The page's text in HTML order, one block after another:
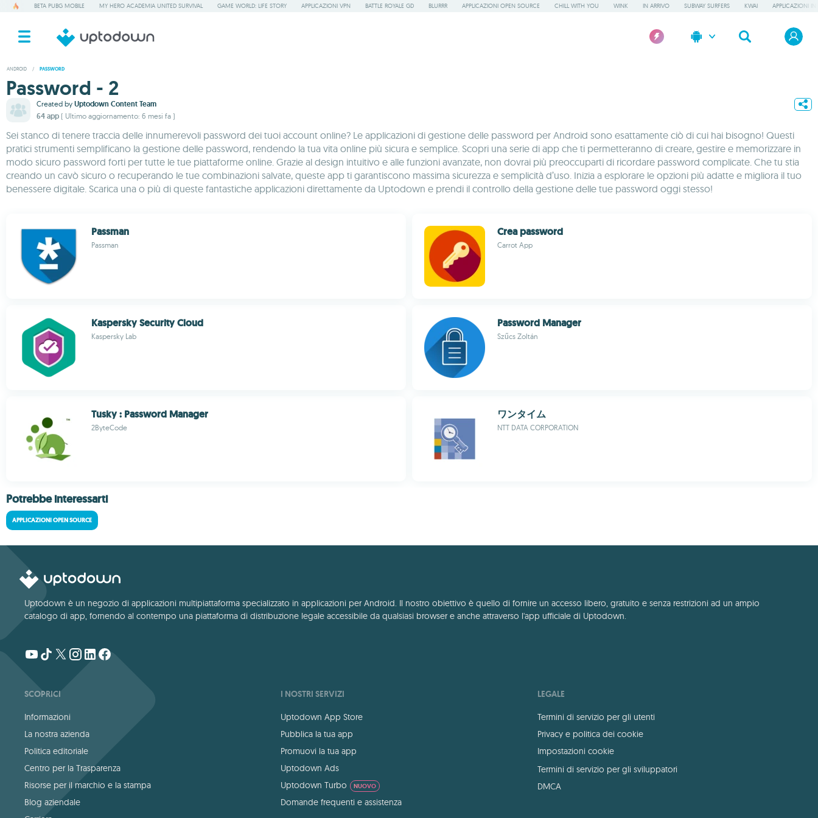
BETA PUBG MOBILE MY HERO ACADEMIA UNITED SURVIVAL GAME WORLD: LIFE STORY APPLICAZIONI VPN BATTLE ROYALE GD BLURRR APPLICAZIONI OPEN SOURCE CHILL WITH YOU WINK IN ARRIVO SUBWAY SURFERS KWAI APPLICAZIONI IN
ANDROID / PASSWORD
Password - 2
Created by Uptodown Content Team
64 app ( Ultimo aggiornamento: 6 mesi fa )
Sei stanco di tenere traccia delle innumerevoli password dei tuoi account online? Le applicazioni di gestione delle password per Android sono esattamente ciò di cui hai bisogno! Questi
pratici strumenti semplificano la gestione delle password, rendendo la tua vita online più sicura e semplice. Scopri una serie di app che ti permetteranno di creare, gestire e memorizzare in
modo sicuro password forti per tutte le tue piattaforme online. Grazie al design intuitivo e alle funzioni avanzate, non dovrai più preoccuparti di ricordare password complicate. Che tu stia
creando un cavò sicuro o recuperando le tue combinazioni salvate, queste app ti garantiscono massima sicurezza e semplicità d’uso. Inizia a esplorare le opzioni più adatte e migliora il tuo
benessere digitale. Scarica una o più di queste fantastiche applicazioni direttamente da Uptodown e prendi il controllo della gestione delle tue password oggi stesso!
Passman
Passman
Crea password
Carrot App
Kaspersky Security Cloud
Kaspersky Lab
Password Manager
Szűcs Zoltán
Tusky : Password Manager
2ByteCode
ワンタイム
NTT DATA CORPORATION
Potrebbe interessarti
APPLICAZIONI OPEN SOURCE
Uptodown è un negozio di applicazioni multipiattaforma specializzato in applicazioni per Android. Il nostro obiettivo è quello di fornire un accesso libero, gratuito e senza restrizioni ad un ampio
catalogo di app, fornendo al contempo una piattaforma di distribuzione legale accessibile da qualsiasi browser e anche attraverso l'app ufficiale di Uptodown.
SCOPRICI
Informazioni
La nostra azienda
Politica editoriale
Centro per la Trasparenza
Risorse per il marchio e la stampa
Blog aziendale
I NOSTRI SERVIZI
Uptodown App Store
Pubblica la tua app
Promuovi la tua app
Uptodown Ads
Uptodown Turbo
NUOVO
Domande frequenti e assistenza
LEGALE
Termini di servizio per gli utenti
Privacy e politica dei cookie
Impostazioni cookie
Termini di servizio per gli sviluppatori
DMCA